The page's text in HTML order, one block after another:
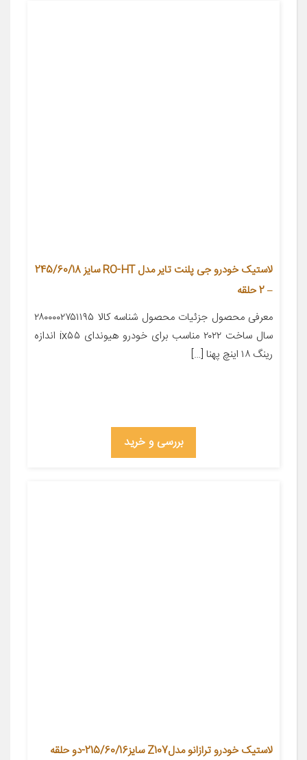
لاستیک خودرو جی پلنت تایر مدل RO-HT سایز 245/60/18
– 2 حلقه
معرفی محصول جزئیات محصول شناسه کالا ۲۸۰۰۰۰۲۷۵۱۱۹۵
سال ساخت ۲۰۲۲ مناسب برای خودرو هیوندای ix۵۵ اندازه
رینگ ۱۸ اینچ پهنا […]
بررسی و خرید
لاستیک خودرو ترازانو مدلZ107 سایز215/60/16-دو حلقه